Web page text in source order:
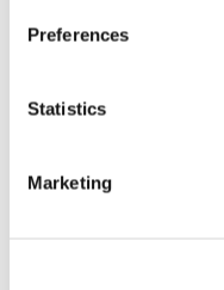
Preferences
Statistics
Marketing